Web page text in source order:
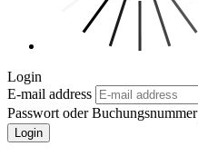
Login
E-mail address
Passwort oder Buchungsnummer
Login